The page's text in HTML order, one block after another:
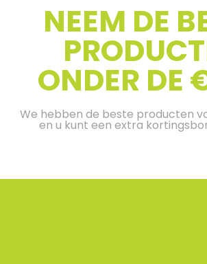
NEEM DE
ONDER DE
We hebben de beste producten
en u kunt een extra